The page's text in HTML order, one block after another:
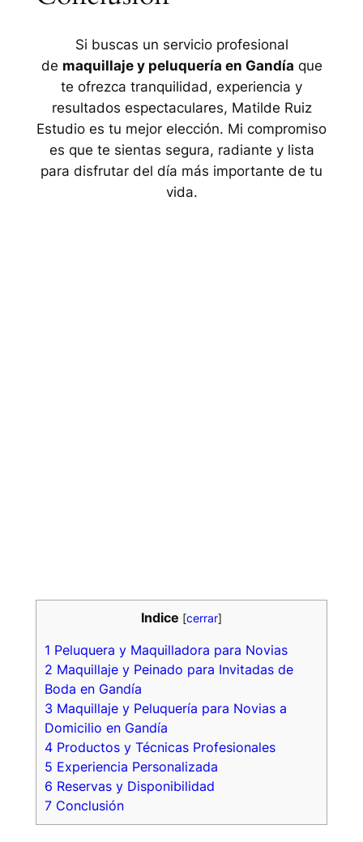
Si buscas un servicio profesional
de maquillaje y peluquería en Gandía que
te ofrezca tranquilidad, experiencia y
resultados espectaculares, Matilde Ruiz
Estudio es tu mejor elección. Mi compromiso
es que te sientas segura, radiante y lista
para disfrutar del día más importante de tu
vida.
Indice [cerrar]
1 Peluquera y Maquilladora para Novias
2 Maquillaje y Peinado para Invitadas de
Boda en Gandía
3 Maquillaje y Peluquería para Novias a
Domicilio en Gandía
4Productos y Técnicas Profesionales
5 Experiencia Personalizada
6 Reservas y Disponibilidad
7Conclusión